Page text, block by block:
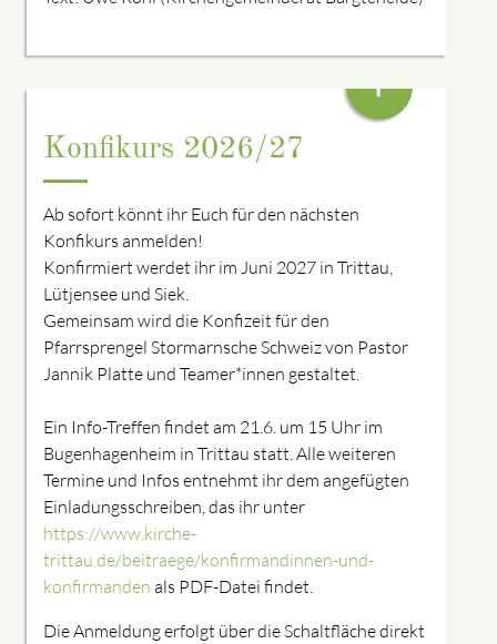
Konfikurs 2026/27
Ab sofort könnt ihr Euch für den nächsten
Konfikurs anmelden!
Konfirmiert werdet ihr im Juni 2027 in Trittau,
Lütjensee und Siek.
Gemeinsam wird die Konfizeit für den
Pfarrsprengel Stormarnsche Schweiz von Pastor
Jannik Platte und Teamer*innen gestaltet.
Ein Info-Treffen findet am 21.6. um 15 Uhr im
Bugenhagenheim in Trittau statt. Alle weiteren
Termine und Infos entnehmt ihr dem angefügten
Einladungsschreiben, das ihr unter
https://www.kirche-
trittau.de/beitraege/konfirmandinnen-und-
konfirmanden als PDF-Datei findet
Die Anmeldung erfolgt über die Schaltfläche direkt
+